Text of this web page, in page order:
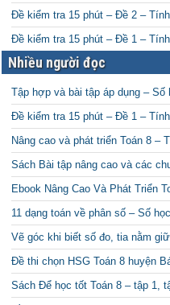
Đề kiểm tra 15 phút – Đề 2 –
Đề kiểm tra 15 phút – Đề 1 –
Nhiều người đọc
Tập hợp và bài tập áp dụng – Số
Đề kiểm tra 15 phút – Đề 1 –
Nâng cao và phát triển Toán 8 –
Sách Bài tập nâng cao và các
Ebook Nâng Cao Và Phát Triển
11 dạng toán về phân số – Số
Vẽ góc khi biết số đo, tia nằm
Đề thi chọn HSG Toán 8 huyện
Sách Để học tốt Toán 8 – tập 1,